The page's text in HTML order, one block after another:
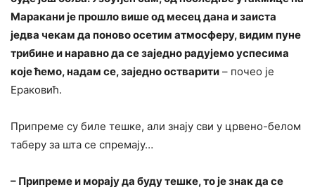
Маракани је прошло више од месец дана и заиста
једва чекам да поново осетим атмосферу, видим пуне
трибине и наравно да се заједно радујемо успесима
које ћемо, надам се, заједно остварити – почео је
Ераковић.
Припреме су биле тешке, али знају сви у црвено-белом
таберу за шта се спремају…
– Припреме и морају да буду тешке, то је знак да се